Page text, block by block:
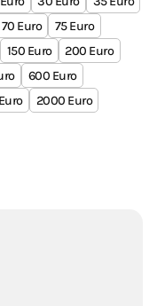
70
75
150
200
600
2000